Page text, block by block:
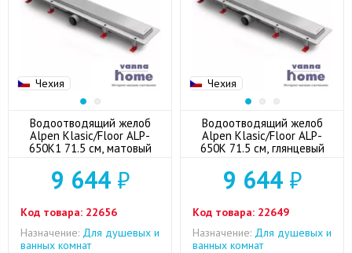
Чехия
Водоотводящий желоб
Alpen Klasic/Floor ALP-
650K1 71.5 см, матовый
9 644₽
Код товара: 22656
Назначение: Для душевых и
ванных комнат
Чехия
Водоотводящий желоб
Alpen Klasic/Floor ALP-
650K 71.5 см, глянцевый
9 644₽
Код товара: 22649
Назначение: Для душевых и
ванных комнат